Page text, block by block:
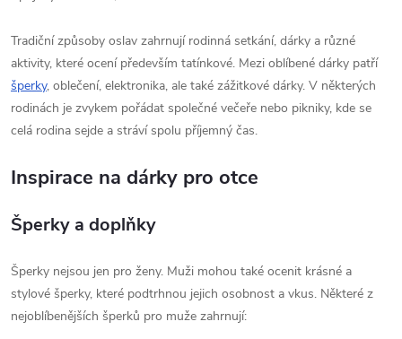
Tradiční způsoby oslav zahrnují rodinná setkání, dárky a různé
aktivity, které ocení především tatínkové. Mezi oblíbené dárky patří
šperky, oblečení, elektronika, ale také zážitkové dárky. V některých
rodinách je zvykem pořádat společné večeře nebo pikniky, kde se
celá rodina sejde a stráví spolu příjemný čas.
Inspirace na dárky pro otce
Šperky a doplňky
Šperky nejsou jen pro ženy. Muži mohou také ocenit krásné a
stylové šperky, které podtrhnou jejich osobnost a vkus. Některé z
nejoblíbenějších šperků pro muže zahrnují: